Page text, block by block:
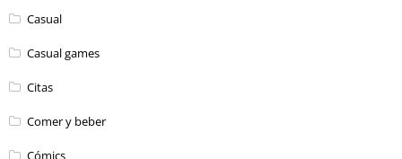
Casual
Casual games
Citas
Comer y beber
Cómics